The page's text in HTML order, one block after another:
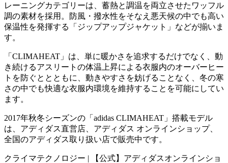
レーニングカテゴリーは、蓄熱と調温を両立させたワッフル
調の素材を採用。防風・撥水性をそなえ悪天候の中でも高い
保温性を発揮する「ジップアップジャケット」などが揃いま
す。
「CLIMAHEAT」は、単に暖かさを追求するだけでなく、動
き続けるアスリートの体温上昇による衣服内のオーバーヒー
トを防ぐととともに、動きやすさを妨げることなく、冬の寒
さの中でも快適な衣服内環境を維持することを可能にしてい
ます。
2017年秋冬シーズンの「adidas CLIMAHEAT」搭載モデル
は、アディダス直営店、アディダス オンラインショップ​​、
全国のアディダス取り扱い店で販売中です。
クライマテクノロジー | 【公式】アディダスオンラインショ